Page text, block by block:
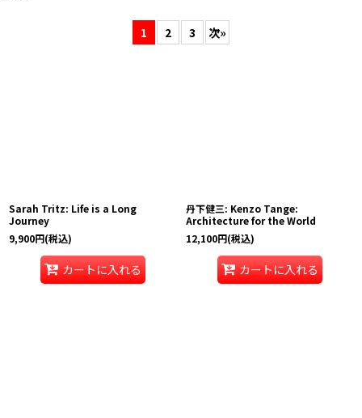
1 2 3 次»
Sarah Tritz: Life is a Long
Journey
9,900円(税込)
カートに入れる
丹下健三: Kenzo Tange:
Architecture for the World
12,100円(税込)
カートに入れる